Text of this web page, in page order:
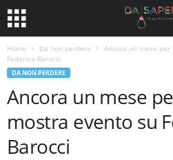
Home Da non perdere
Ancora un mese
Federico Barocci
DA NON PERDERE
Ancora un mese
mostra evento su
Barocci